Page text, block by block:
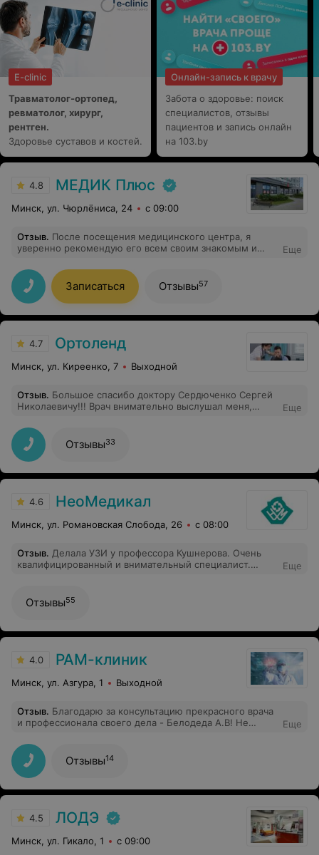
E-clinic
Травматолог-ортопед,
ревматолог, хирург,
рентген.
Здоровье суставов и костей.
Онлайн-запись к врачу
Забота о здоровье: поиск
специалистов, отзывы
пациентов и запись онлайн
на 103.by
4.8 МЕДИК Плюс
Минск, ул. Чюрлёниса, 24 с 09:00
Отзыв. После посещения медицинского центра, я
уверенно рекомендую его всем своим знакомым и
обслуживание, то этот центр - идеальный выбор.
Еще
Записаться Отзывы57
4.7 Ортоленд
Минск, ул. Киреенко, 7 Выходной
Отзыв. Большое спасибо доктору Сердюченко Сергей
Николаевичу!!! Врач внимательно выслушал меня,
Хочется отметить профессионализм и хорошее
отношение к пациенту.
Еще
Отзывы33
4.6 НеоМедикал
Минск, ул. Романовская Слобода, 26 с 08:00
Отзыв. Делала УЗИ у профессора Кушнерова. Очень
квалифицированный и внимательный специалист.
доктору.
Еще
Отзывы55
4.0 РАМ-клиник
Минск, ул. Азгура, 1 Выходной
Отзыв. Благодарю за консультацию прекрасного врача
и профессионала своего дела - Белодеда А.В! Не
сказать что была приятно удивлена - слишком слабое
определение). Жалею что раньше не попала сюда -
все толково, врач по полочкам разложил и уделил
много времени - просто шикарно!
Еще
Отзывы14
4.5 ЛОДЭ
Минск, ул. Гикало, 1 с 09:00